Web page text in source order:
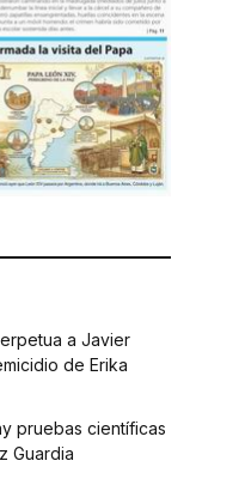
a Javier
de Erika
pruebas científicas
Guardia